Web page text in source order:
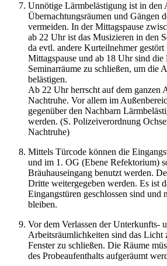
Unnötige Lärmbelästigung ist in den
Übernachtungsräumen und Gängen
vermeiden. In der Mittagspause
ab 22 Uhr ist das Musizieren in den
da evtl. andere Kurteilnehmer
Mittagspause und ab 18 Uhr sind die
Seminarräume zu schließen, um die
belästigen.
Ab 22 Uhr herrscht auf dem ganzen
Nachtruhe. Vor allem im
gegenüber den Nachbarn
werden. (S. Polizeiverordnung
Nachtruhe)
Mittels Türcode können die
und im 1. OG (Ebene Refektorium)
Bräuhauseingang benutzt werden.
Dritte weitergegeben werden. Es ist
Eingangstüren geschlossen sind und
bleiben.
Vor dem Verlassen der Unterkunfts-
Arbeitsräumlichkeiten sind das Licht
Fenster zu schließen. Die Räume
des Probeaufenthalts aufgeräumt